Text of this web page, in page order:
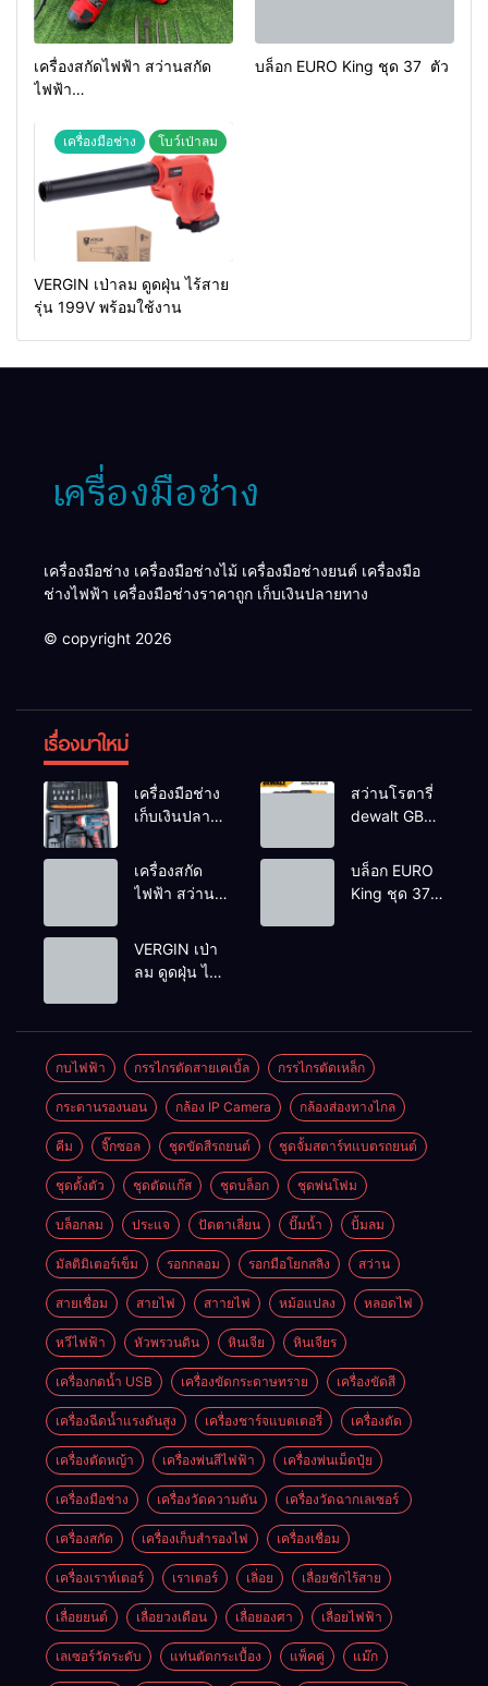
เครื่องสกัดไฟฟ้า สว่านสกัด
ไฟฟ้า
บล็อก EURO King ชุด 37 ตัว
เครื่องมือช่าง โบว์เป่าลม
VERGIN เป่าลม ดูดฝุ่น ไร้สาย
รุ่น 199V พร้อมใช้งาน
เครื่องมือช่าง เครื่องมือช่างไม้ เครื่องมือช่างยนต์ เครื่องมือ
ช่างไฟฟ้า เครื่องมือช่างราคาถูก เก็บเงินปลายทาง
© copyright 2026
เรื่องมาใหม่
เครื่องมือช่าง
เก็บเงินปลาย
สว่านโรตารี่
dewalt GBH
2-26 DFR ทุ่น
ทองแดงแท้
100%
เครื่องสกัด
ไฟฟ้า สว่าน
MAKTEC รุ่น MT2926A
บล็อก EURO
King ชุด 37
VERGIN เป่า
ลม ดูดฝุ่น ไร้
กบไฟฟ้า กรรไกรตัดสายเคเบิ้ล กรรไกรตัดเหล็ก
กระดานรองนอน กล้อง IP Camera กล้องส่องทางไกล
คีม จิ๊กซอล ชุดขัดสีรถยนต์​ ชุดจั้มสตาร์ทแบตรถยนต์
ชุดตั้งตัว ชุดตัดแก๊ส ชุดบล็อก ชุดพ่นโฟม
บล็อกลม ประแจ ปัตตาเลี่ยน ปั๊มน้ำ ปั้มลม
มัลติมิเตอร์เข็ม รอกกลอม รอกมือโยกสลิง สว่าน
สายเชื่อม สายไฟ สาายไฟ หม้อแปลง หลอดไฟ
หวีไฟฟ้า หัวพรวนดิน หินเจีย หินเจียร
เครื่องกดน้ำ USB เครื่องขัดกระดาษทราย เครื่องขัดสี
เครื่องฉีดน้ำแรงดันสูง เครื่องชาร์จแบตเตอรี่ เครื่องตัด
เครื่องตัดหญ้า เครื่องพ่นสีไฟฟ้า เครื่องพ่นเม็ดปุ๋ย
เครื่องมือช่าง เครื่องวัดความดัน เครื่องวัดฉากเลเซอร์
เครื่องสกัด เครื่องเก็บสํารองไฟ เครื่องเชื่อม
เครื่องเราท์เตอร์ เราเตอร์ เลิ่อย เลื่อยชักไร้สาย
เลื่อยยนต์ เลื่อยวงเดือน เลื่อยองศา เลื่อยไฟฟ้า
เลเซอร์วัดระดับ แท่นตัดกระเบื้อง แพ็คคู่ แม๊ก